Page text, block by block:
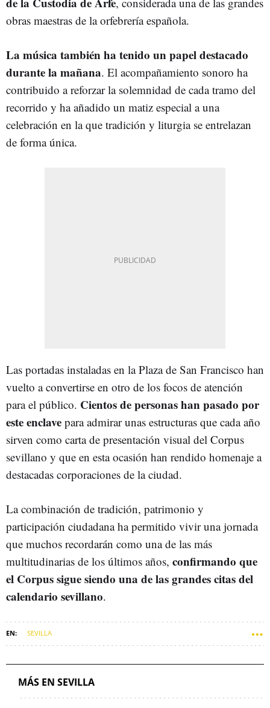
obras maestras de la orfebrería española.
La música también ha tenido un papel destacado
durante la mañana. El acompañamiento sonoro ha
contribuido a reforzar la solemnidad de cada tramo del
recorrido y ha añadido un matiz especial a una
celebración en la que tradición y liturgia se entrelazan
de forma única.
Las portadas instaladas en la Plaza de San Francisco han
vuelto a convertirse en otro de los focos de atención
para el público. Cientos de personas han pasado por
este enclave para admirar unas estructuras que cada año
sirven como carta de presentación visual del Corpus
sevillano y que en esta ocasión han rendido homenaje a
destacadas corporaciones de la ciudad.
La combinación de tradición, patrimonio y
participación ciudadana ha permitido vivir una jornada
que muchos recordarán como una de las más
multitudinarias de los últimos años, confirmando que
el Corpus sigue siendo una de las grandes citas del
calendario sevillano.
SEVILLA
MÁS EN SEVILLA